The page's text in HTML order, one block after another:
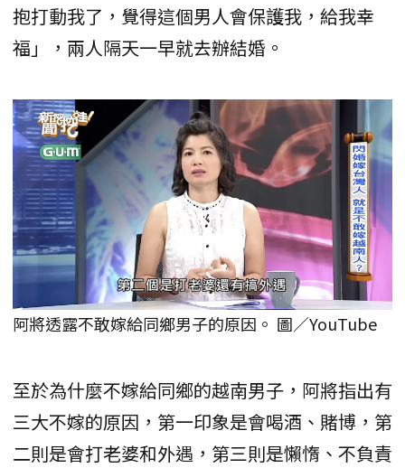
抱打動我了，覺得這個男人會保護我，給我幸
福」，兩人隔天一早就去辦結婚。
阿將透露不敢嫁給同鄉男子的原因。 圖／YouTube
至於為什麼不嫁給同鄉的越南男子，阿將指出有
三大不嫁的原因，第一印象是會喝酒、賭博，第
二則是會打老婆和外遇，第三則是懶惰、不負責